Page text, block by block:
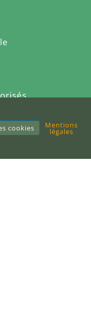
cookies Mentions
légales